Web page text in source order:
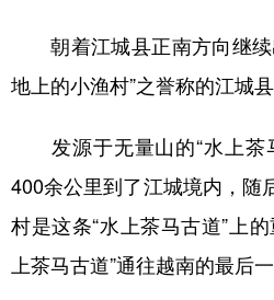
朝着江城县正南方向继续
地上的小渔村”之誉称的江城
发源于无量山的“水上茶
400余公里到了江城境内，随
村是这条“水上茶马古道”上
上茶马古道”通往越南的最后一